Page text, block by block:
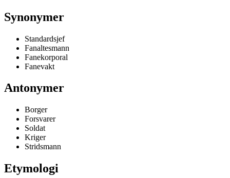
Synonymer
Standardsjef
Fanaltesmann
Fanekorporal
Fanevakt
Antonymer
Borger
Forsvarer
Soldat
Kriger
Stridsmann
Etymologi